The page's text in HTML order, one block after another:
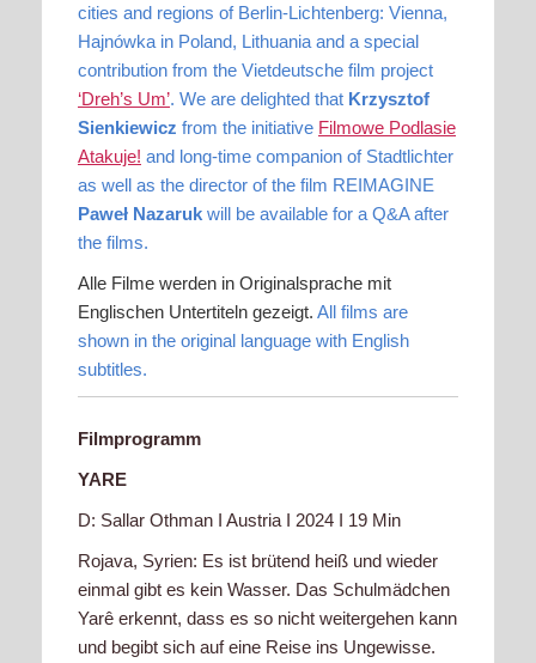
cities and regions of Berlin-Lichtenberg: Vienna,
Hajnówka in Poland, Lithuania and a special
contribution from the Vietdeutsche film project
‘Dreh’s Um’. We are delighted that Krzysztof
Sienkiewicz from the initiative Filmowe Podlasie
Atakuje! and long-time companion of Stadtlichter
as well as the director of the film REIMAGINE
Paweł Nazaruk will be available for a Q&A after
the films.
Alle Filme werden in Originalsprache mit
Englischen Untertiteln gezeigt. All films are
shown in the original language with English
subtitles.
Filmprogramm
YARE
D: Sallar Othman I Austria I 2024 I 19 Min
Rojava, Syrien: Es ist brütend heiß und wieder
einmal gibt es kein Wasser. Das Schulmädchen
Yarê erkennt, dass es so nicht weitergehen kann
und begibt sich auf eine Reise ins Ungewisse.